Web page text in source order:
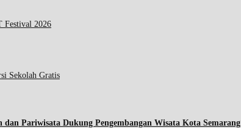
Festival 2026
Sekolah Gratis
Pariwisata Dukung Pengembangan Wisata Kota Semarang